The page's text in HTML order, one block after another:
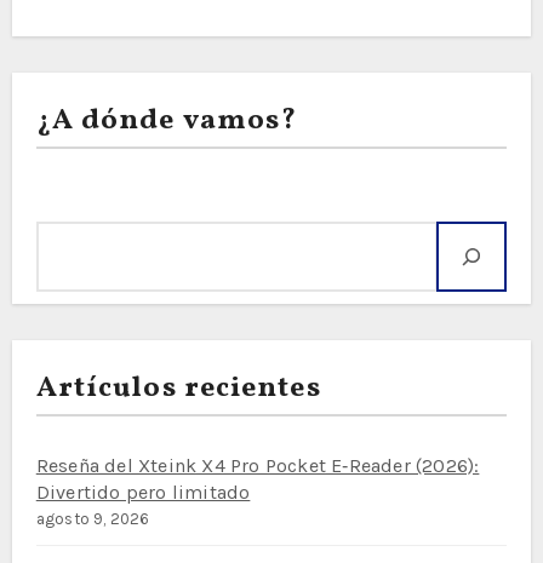
¿A dónde vamos?
Artículos recientes
Reseña del Xteink X4 Pro Pocket E‑Reader (2026):
Divertido pero limitado
agosto 9, 2026